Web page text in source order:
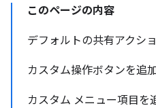
このページの内容
デフォルトの共有アクシ
カスタム操作ボタンを追
カスタム メニュー項目を